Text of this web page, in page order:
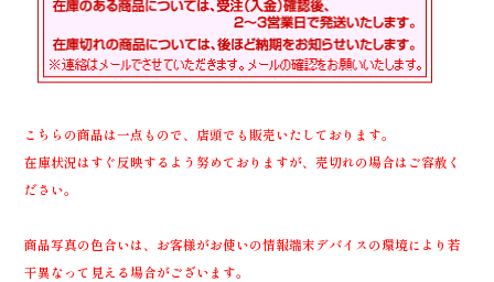
こちらの商品は一点もので、店頭でも販売いたしております。
在庫状況はすぐ反映するよう努めておりますが、売切れの場合はご容赦く
ださい。
商品写真の色合いは、お客様がお使いの情報端末デバイスの環境により若
干異なって見える場合がございます。